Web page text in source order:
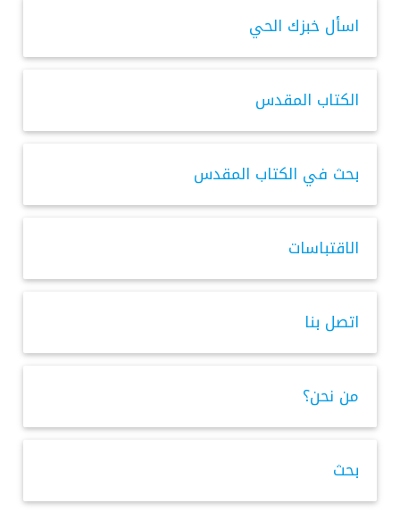
اسأل خبزك الحي
الكتاب المقدس
بحث في الكتاب المقدس
الاقتباسات
اتصل بنا
من نحن؟
بحث